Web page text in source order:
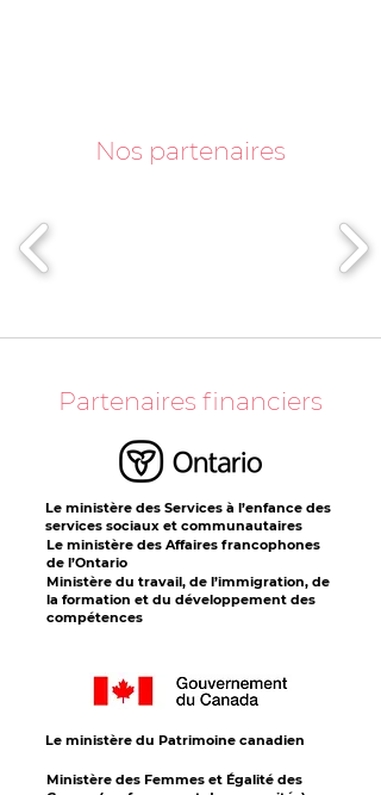
Nos partenaires
Partenaires financiers
Le ministère des Services à l’enfance des
services sociaux et communautaires
Le ministère des Affaires francophones
de l’Ontario
Ministère du travail, de l’immigration, de
la formation et du développement des
compétences
Le ministère du Patrimoine canadien
Ministère des Femmes et Égalité des